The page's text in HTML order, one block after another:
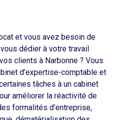
et vous avez besoin de
dédier à votre travail
clients à Narbonne ? Vous
d’expertise-comptable et
tâches à un cabinet
améliorer la réactivité de
formalités d’entreprise,